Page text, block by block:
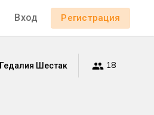
Вход Регистрация
Шестак
18